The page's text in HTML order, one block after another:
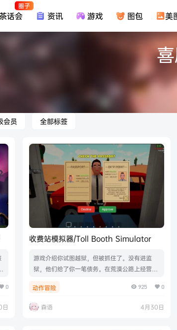
话会
圈子
资讯 游戏 图包 美
会员 全部标签
0
收费站模拟器/Toll Booth Simulator
游戏介绍你试图越狱，但被抓住了。没有进监
狱，他们给了你一笔债务。在荒漠公路上经营收
种植水果、调制鸡尾酒、出售饮品，并躲避警
察。获得自由的唯一方式就是还清债务。游戏视
频游戏截图版本介绍Build.22981860|容量4.74
动作冒险 925 0
森语 4月30日